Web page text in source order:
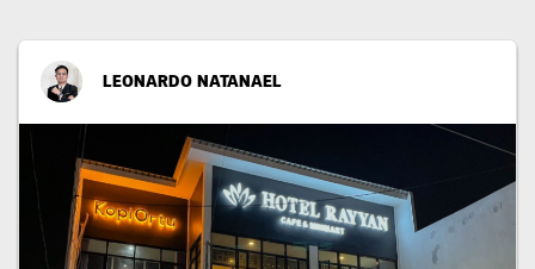
LEONARDO NATANAEL